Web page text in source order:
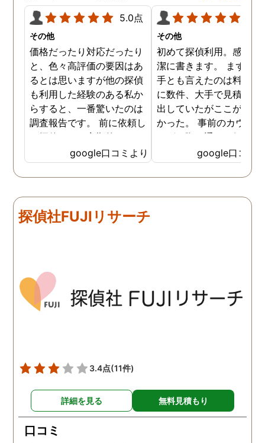
5.0点
その他
価格だったり対応だったり
と、色々高評価の要因はあ
るとは思いますが他の探偵
も利用した経験のある私か
らすると、一番驚いたのは
調査報告です。 前に依頼し
た探偵では、定期的にまと
めて報告がくる為なかなか
実際の現状を把握するのが
難しかったですが、ここは
来ていました。 担当の人も
丁寧で報告内容もわかりや
google口コミより
その他
初めて探偵利用。感想を
潔に書きます。 まず、
手とも言えたのは料金。
に数件、大手で見積もり
出していたがここが一番
かった。 事前のカウン
ングの際の通りの価格で
途中での追加料金なども
く安心してお任せできた
由のひとつ。 かと言っ
く、むしろ期待以上に細
google口コミ
探偵社FUJIリサーチ
3.4点(11件)
詳細を見る 無料見積もり
口コミ